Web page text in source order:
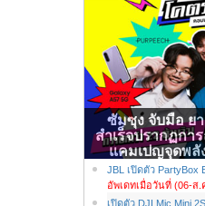
ซัมซุง จับมือ ย
สำเร็จปรากฏกา
แคมเปญจุดพลั
JBL เปิดตัว PartyBox
อัพเดทเมื่อวันที่ (06-ส.
เปิดตัว DJI Mic Mini